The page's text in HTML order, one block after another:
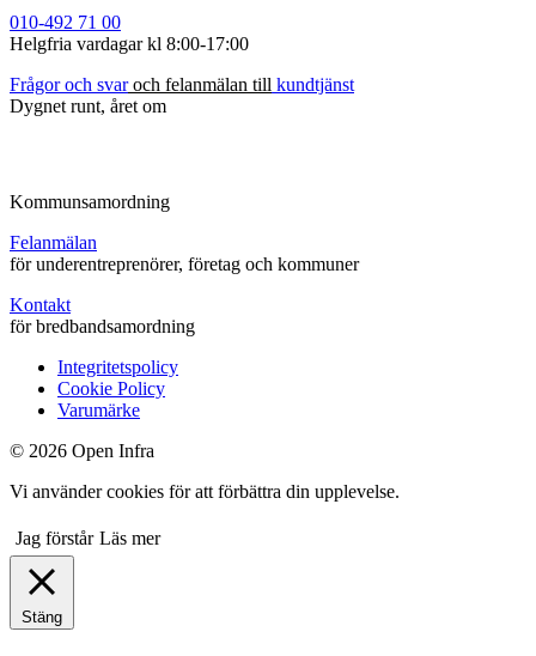
010-492 71 00
Helgfria vardagar kl 8:00-17:00
Frågoroch svaroch felanmälan till kundtjänst
Dygnet runt, året om
Kommunsamordning
Felanmälan
för underentreprenörer, företag och kommuner
Kontakt
för bredbandsamordning
Integritetspolicy
Cookie Policy
Varumärke
© 2026 Open Infra
Vi använder cookies för att förbättra din upplevelse.
Jag förstår Läs mer
Stäng